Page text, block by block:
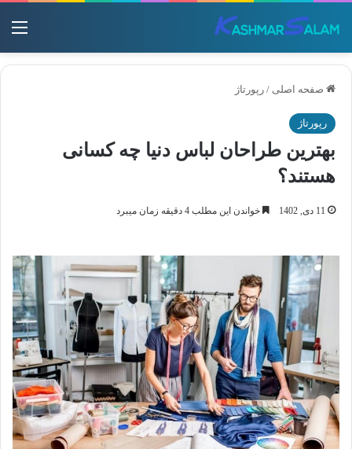
صفحه اصلی / رپورتاژ
رپورتاژ
بهترین طراحان لباس دنیا چه کسانی
هستند؟
11 دی, 1402 خواندن این مطلب 4 دقیقه زمان میبرد